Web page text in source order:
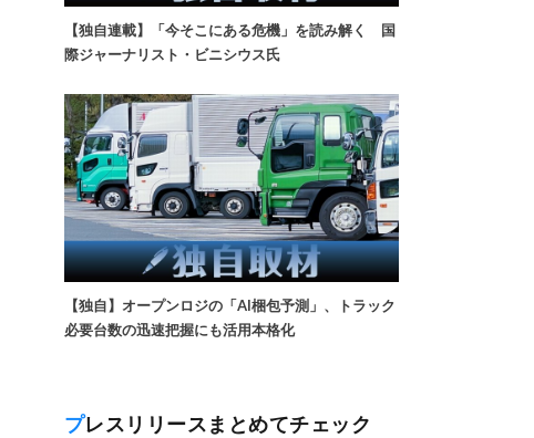
【独自連載】「今そこにある危機」を読み解く 国
際ジャーナリスト・ビニシウス氏
【独自】オープンロジの「AI梱包予測」、トラック
必要台数の迅速把握にも活用本格化
プレスリリースまとめてチェック